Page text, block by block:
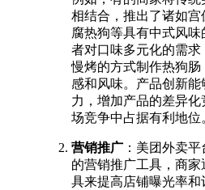
相结合，推出了诸如
腐热狗等具有中式风
者对口味多元化的需
慢烤的方式制作热狗肠
感和风味。产品创新
力，增加产品的差异
场竞争中占据有利地位
营销推广 ：美团外卖
的营销推广工具，商
具来提高店铺曝光率